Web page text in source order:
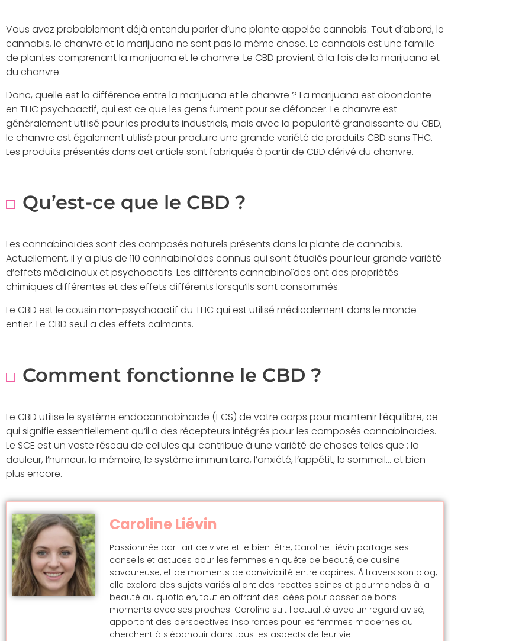
Vous avez probablement déjà entendu parler d’une plante appelée cannabis. Tout d’abord, le
cannabis, le chanvre et la marijuana ne sont pas la même chose. Le cannabis est une famille
de plantes comprenant la marijuana et le chanvre. Le CBD provient à la fois de la marijuana et
du chanvre.
Donc, quelle est la différence entre la marijuana et le chanvre ? La marijuana est abondante
en THC psychoactif, qui est ce que les gens fument pour se défoncer. Le chanvre est
généralement utilisé pour les produits industriels, mais avec la popularité grandissante du CBD,
le chanvre est également utilisé pour produire une grande variété de produits CBD sans THC.
Les produits présentés dans cet article sont fabriqués à partir de CBD dérivé du chanvre.
Qu’est-ce que le CBD ?
Les cannabinoïdes sont des composés naturels présents dans la plante de cannabis.
Actuellement, il y a plus de 110 cannabinoïdes connus qui sont étudiés pour leur grande variété
d’effets médicinaux et psychoactifs. Les différents cannabinoïdes ont des propriétés
chimiques différentes et des effets différents lorsqu’ils sont consommés.
Le CBD est le cousin non-psychoactif du THC qui est utilisé médicalement dans le monde
entier. Le CBD seul a des effets calmants.
Comment fonctionne le CBD ?
Le CBD utilise le système endocannabinoïde (ECS) de votre corps pour maintenir l’équilibre, ce
qui signifie essentiellement qu’il a des récepteurs intégrés pour les composés cannabinoïdes.
Le SCE est un vaste réseau de cellules qui contribue à une variété de choses telles que : la
douleur, l’humeur, la mémoire, le système immunitaire, l’anxiété, l’appétit, le sommeil… et bien
plus encore.
Caroline Liévin
Passionnée par l'art de vivre et le bien-être, Caroline Liévin partage ses
conseils et astuces pour les femmes en quête de beauté, de cuisine
savoureuse, et de moments de convivialité entre copines. À travers son blog,
elle explore des sujets variés allant des recettes saines et gourmandes à la
beauté au quotidien, tout en offrant des idées pour passer de bons
moments avec ses proches. Caroline suit l'actualité avec un regard avisé,
apportant des perspectives inspirantes pour les femmes modernes qui
cherchent à s'épanouir dans tous les aspects de leur vie.